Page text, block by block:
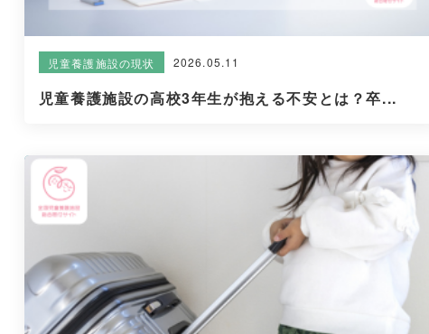
児童養護施設の現状 2026.05.11
児童養護施設の高校3年生が抱える不安とは？卒...